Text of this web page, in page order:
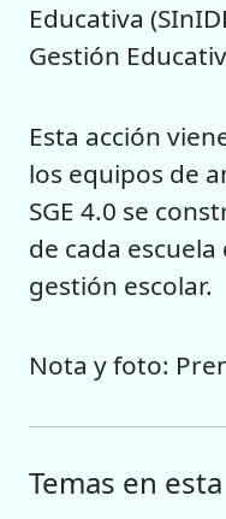
Educativa
Gestión
Esta acción
los equipos de
SGE 4.0 se
de cada
gestión escolar.
Nota y foto:
Temas en